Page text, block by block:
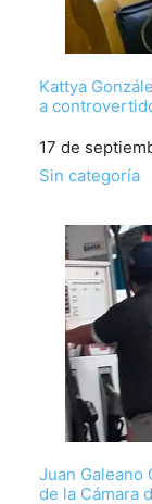
Kattya
a
Fecha
17 de
Respecto a
Sin categoría
Juan Galeano
de la Cámara